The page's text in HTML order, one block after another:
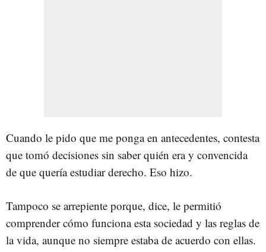
Cuando le pido que me ponga en antecedentes, contesta
que tomó decisiones sin saber quién era y convencida
de que quería estudiar derecho. Eso hizo.
Tampoco se arrepiente porque, dice, le permitió
comprender cómo funciona esta sociedad y las reglas de
la vida, aunque no siempre estaba de acuerdo con ellas.